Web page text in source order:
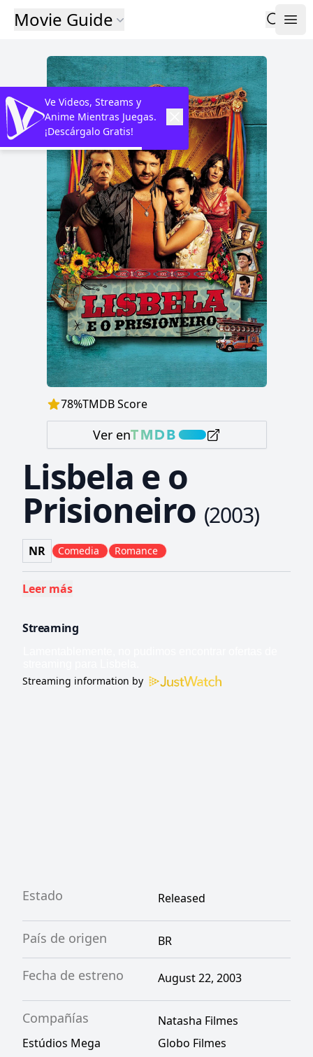
Movie Guide
78%TMDB Score
Ver en
Lisbela e o
Prisioneiro (2003)
NR Comedia Romance
Leer más
Streaming
Streaming information by
Estado Released
País de origen BR
Fecha de estreno August 22, 2003
Compañías
Natasha Filmes
Estúdios Mega
Globo Filmes
Ve Videos, Streams y
Anime Mientras Juegas.
¡Descárgalo Gratis!